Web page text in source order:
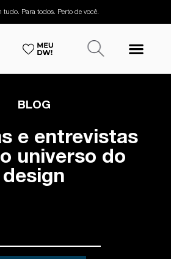
tudo. Para todos. Perto de você.
BLOG
e entrevistas
universo do
design